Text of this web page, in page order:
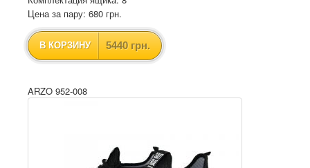
Цена за пару: 680 грн.
В КОРЗИНУ 5440 грн.
ARZO 952-008